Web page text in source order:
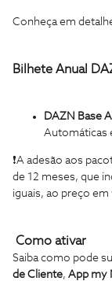
Conheça em
Bilhete Anual
DAZN Base
Automáticas
❗A adesão aos
de 12 meses, que
iguais, ao preço em
Como ativar
Saiba como pode
de Cliente, App my